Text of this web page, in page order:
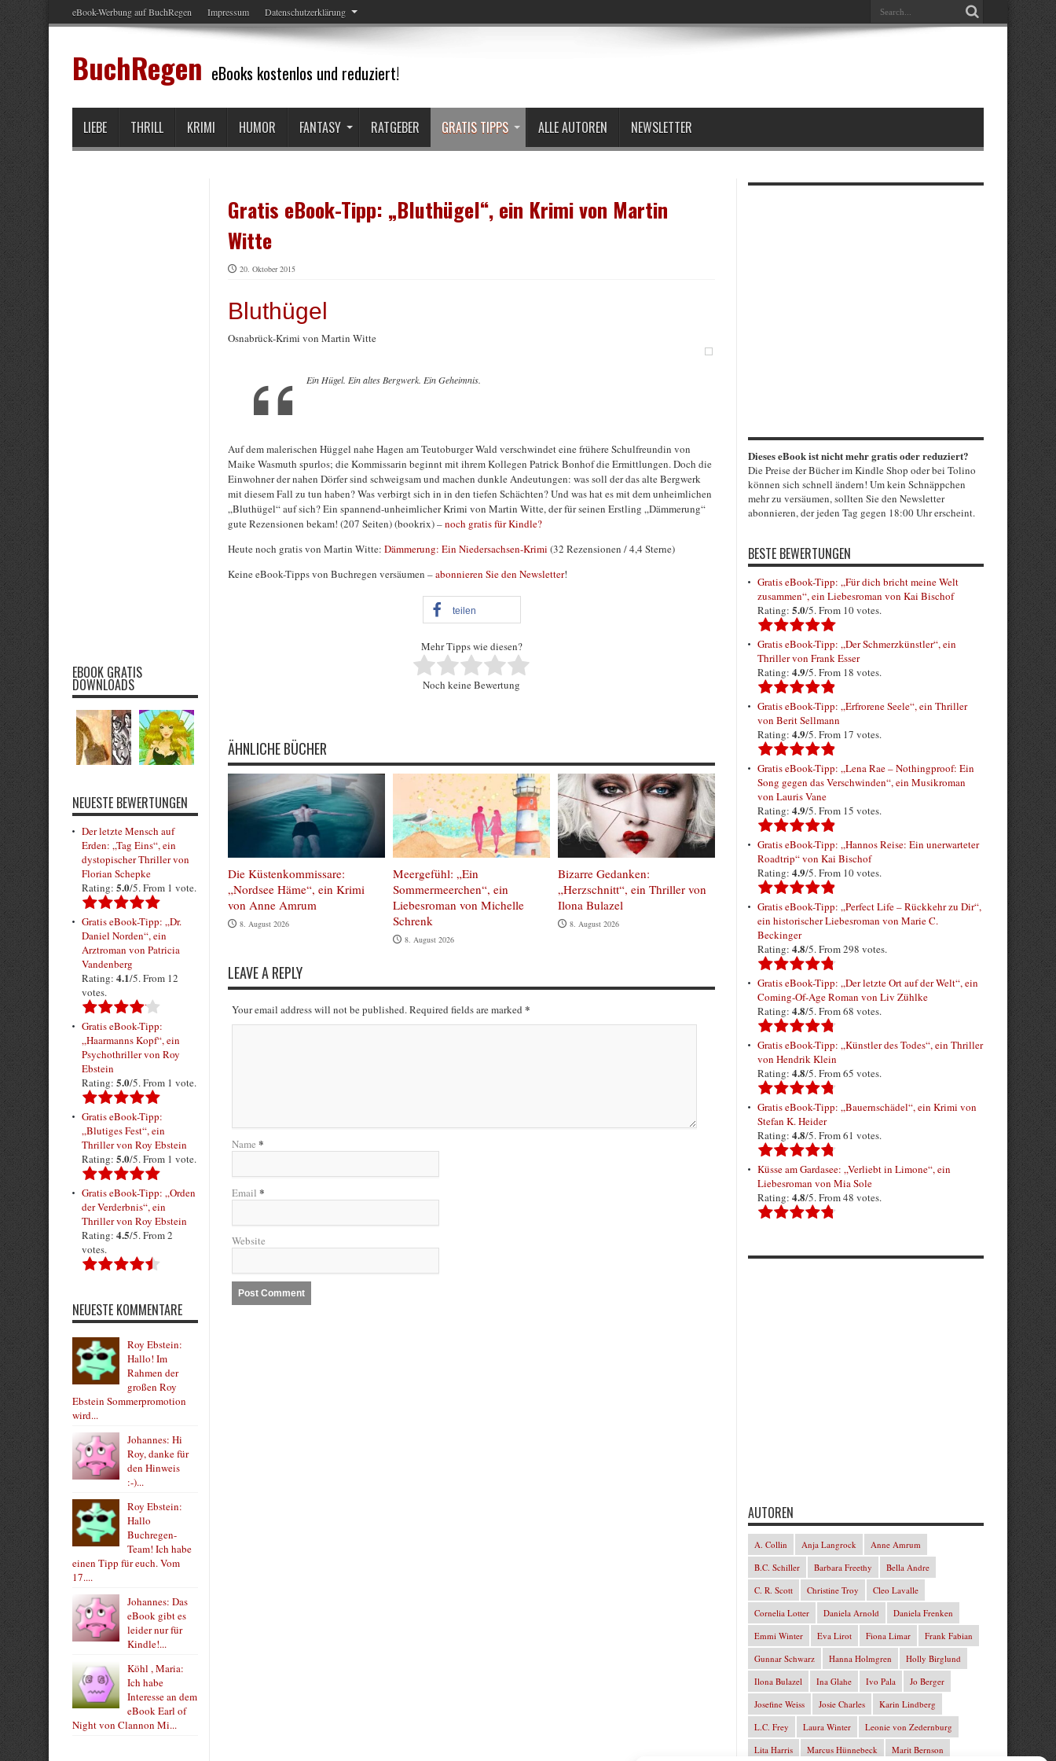
eBook-Werbung auf BuchRegen Impressum Datenschutzerklärung
BuchRegen eBooks kostenlos und reduziert!
LIEBE THRILL KRIMI HUMOR FANTASY RATGEBER GRATIS TIPPS ALLE AUTOREN NEWSLETTER
Gratis eBook-Tipp: „Bluthügel“, ein Krimi von Martin
Witte
20. Oktober 2015
Bluthügel
Osnabrück-Krimi von Martin Witte
Ein Hügel. Ein altes Bergwerk. Ein Geheimnis.
Auf dem malerischen Hüggel nahe Hagen am Teutoburger Wald verschwindet eine frühere Schulfreundin von
Maike Wasmuth spurlos; die Kommissarin beginnt mit ihrem Kollegen Patrick Bonhof die Ermittlungen. Doch die
Einwohner der nahen Dörfer sind schweigsam und machen dunkle Andeutungen: was soll der das alte Bergwerk
mit diesem Fall zu tun haben? Was verbirgt sich in in den tiefen Schächten? Und was hat es mit dem unheimlichen
„Bluthügel“ auf sich? Ein spannend-unheimlicher Krimi von Martin Witte, der für seinen Erstling „Dämmerung“
gute Rezensionen bekam! (207 Seiten) (bookrix) –noch gratis für Kindle?
Heute noch gratis von Martin Witte: Dämmerung: Ein Niedersachsen-Krimi (32 Rezensionen / 4,4 Sterne)
Keine eBook-Tipps von Buchregen versäumen –abonnieren Sie den Newsletter!
teilen
Mehr Tipps wie diesen?
Noch keine Bewertung
ÄHNLICHE BÜCHER
Die Küstenkommissare:
„Nordsee Häme“, ein Krimi
von Anne Amrum
8. August 2026
Meergefühl: „Ein
Sommermeerchen“, ein
Liebesroman von Michelle
Schrenk
8. August 2026
Bizarre Gedanken:
„Herzschnitt“, ein Thriller von
Ilona Bulazel
8. August 2026
LEAVE A REPLY
Your email address will not be published. Required fields are marked *
Name *
Email *
Website
EBOOK GRATIS
DOWNLOADS
NEUESTE BEWERTUNGEN
Der letzte Mensch auf
Erden: „Tag Eins“, ein
dystopischer Thriller von
Florian Schepke
Rating: 5.0/5. From 1 vote.
Gratis eBook-Tipp: „Dr.
Daniel Norden“, ein
Arztroman von Patricia
Vandenberg
Rating: 4.1/5. From 12
votes.
Gratis eBook-Tipp:
„Haarmanns Kopf“, ein
Psychothriller von Roy
Ebstein
Rating: 5.0/5. From 1 vote.
Gratis eBook-Tipp:
„Blutiges Fest“, ein
Thriller von Roy Ebstein
Rating: 5.0/5. From 1 vote.
Gratis eBook-Tipp: „Orden
der Verderbnis“, ein
Thriller von Roy Ebstein
Rating: 4.5/5. From 2
votes.
NEUESTE KOMMENTARE
Roy Ebstein:
Hallo! Im
Rahmen der
großen Roy
Ebstein Sommerpromotion
wird...
Johannes: Hi
Roy, danke für
den Hinweis
:-)...
Roy Ebstein:
Hallo
Buchregen-
Team! Ich habe
einen Tipp für euch. Vom
17....
Johannes: Das
eBook gibt es
leider nur für
Kindle!...
Köhl , Maria:
Ich habe
Interesse an dem
eBook Earl of
Night von Clannon Mi...
Dieses eBook ist nicht mehr gratis oder reduziert?
Die Preise der Bücher im Kindle Shop oder bei Tolino
können sich schnell ändern! Um kein Schnäppchen
mehr zu versäumen, sollten Sie den Newsletter
abonnieren, der jeden Tag gegen 18:00 Uhr erscheint.
BESTE BEWERTUNGEN
Gratis eBook-Tipp: „Für dich bricht meine Welt
zusammen“, ein Liebesroman von Kai Bischof
Rating: 5.0/5. From 10 votes.
Gratis eBook-Tipp: „Der Schmerzkünstler“, ein
Thriller von Frank Esser
Rating: 4.9/5. From 18 votes.
Gratis eBook-Tipp: „Erfrorene Seele“, ein Thriller
von Berit Sellmann
Rating: 4.9/5. From 17 votes.
Gratis eBook-Tipp: „Lena Rae – Nothingproof: Ein
Song gegen das Verschwinden“, ein Musikroman
von Lauris Vane
Rating: 4.9/5. From 15 votes.
Gratis eBook-Tipp: „Hannos Reise: Ein unerwarteter
Roadtrip“ von Kai Bischof
Rating: 4.9/5. From 10 votes.
Gratis eBook-Tipp: „Perfect Life – Rückkehr zu Dir“,
ein historischer Liebesroman von Marie C.
Beckinger
Rating: 4.8/5. From 298 votes.
Gratis eBook-Tipp: „Der letzte Ort auf der Welt“, ein
Coming-Of-Age Roman von Liv Zühlke
Rating: 4.8/5. From 68 votes.
Gratis eBook-Tipp: „Künstler des Todes“, ein Thriller
von Hendrik Klein
Rating: 4.8/5. From 65 votes.
Gratis eBook-Tipp: „Bauernschädel“, ein Krimi von
Stefan K. Heider
Rating: 4.8/5. From 61 votes.
Küsse am Gardasee: „Verliebt in Limone“, ein
Liebesroman von Mia Sole
Rating: 4.8/5. From 48 votes.
AUTOREN
A. Collin Anja Langrock
Anne Amrum
B.C. Schiller
Barbara Freethy
Bella Andre
C. R. Scott
Christine Troy
Cleo Lavalle
Cornelia Lotter
Daniela Arnold
Daniela Frenken
Emmi Winter
Eva Lirot Fiona Limar
Frank Fabian
Gunnar Schwarz
Hanna Holmgren
Holly Birglund
Ilona Bulazel
Ina Glahe Ivo Pala
Jo Berger
Josefine Weiss
Josie Charles
Karin Lindberg
L.C. Frey
Laura Winter
Leonie von Zedernburg
Lita Harris
Marcus Hünnebeck Marit Bernson